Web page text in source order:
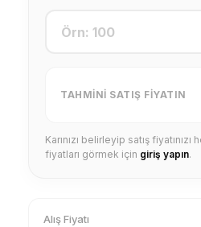
TAHMINI SATIŞ FIYATIN
Karınızı belirleyip satış fiyatınızı
fiyatları görmek için giriş yapın.
Alış Fiyatı